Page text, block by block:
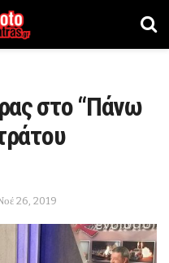
στο “Πάνω
26, 2019